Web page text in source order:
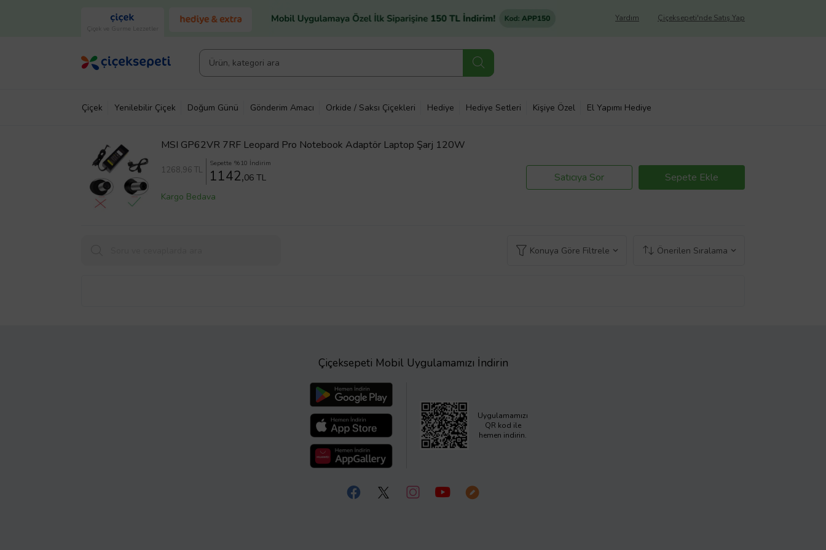
Çiçek ve Gurme Lezzetler
Çiçeksepeti'nde Satış Yap
Yardım
Çiçek Yenilebilir Çiçek Doğum Günü Gönderim Amacı Orkide / Saksı Çiçekleri Hediye Hediye Setleri Kişiye Özel El Yapımı Hediye
MSI GP62VR 7RF Leopard Pro Notebook Adaptör Laptop Şarj 120W
1268,96 TL
Sepette %10 İndirim
1142,06 TL
Kargo Bedava
Satıcıya Sor Sepete Ekle
Konuya Göre Filtrele Önerilen Sıralama
Çiçeksepeti Mobil Uygulamamızı İndirin
Uygulamamızı
QR kod ile
hemen indirin.